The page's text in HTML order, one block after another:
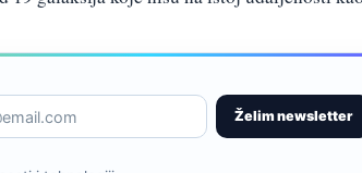
Želim newsletter